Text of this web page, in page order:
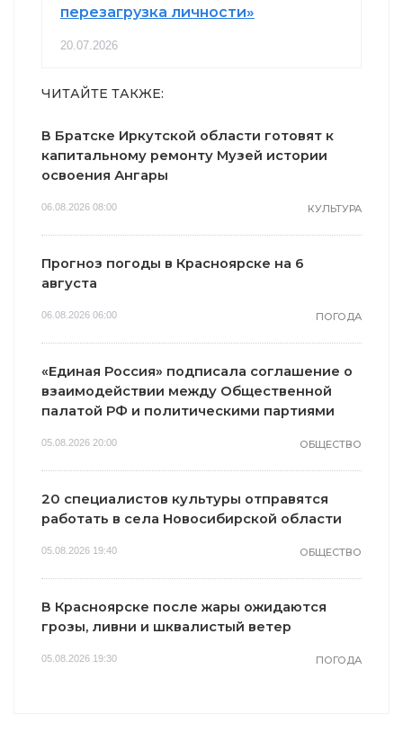
перезагрузка личности»
20.07.2026
ЧИТАЙТЕ ТАКЖЕ:
В Братске Иркутской области готовят к
капитальному ремонту Музей истории
освоения Ангары
06.08.2026 08:00 КУЛЬТУРА
Прогноз погоды в Красноярске на 6
августа
06.08.2026 06:00 ПОГОДА
«Единая Россия» подписала соглашение о
взаимодействии между Общественной
палатой РФ и политическими партиями
05.08.2026 20:00 ОБЩЕСТВО
20 специалистов культуры отправятся
работать в села Новосибирской области
05.08.2026 19:40 ОБЩЕСТВО
В Красноярске после жары ожидаются
грозы, ливни и шквалистый ветер
05.08.2026 19:30 ПОГОДА